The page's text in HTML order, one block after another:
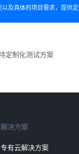
及具体的项目需求，提供
定制化测试方案
解决方案
专有云解决方案